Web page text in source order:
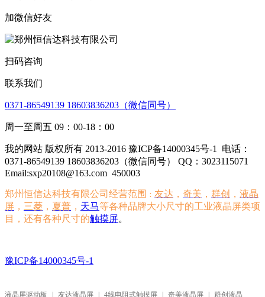
加微信好友
扫码咨询
联系我们
0371-86549139 18603836203（微信同号）
周一至周五 09：00-18：00
我的网站 版权所有 2013-2016 豫ICP备14000345号-1
电话：
0371-86549139 18603836203（微信同号） QQ：3023115071
Email:sxp20108@163.com 450003
郑州恒信达科技有限公司经营范围 ： 友达 ， 奇美 ， 群创 ， 液晶
屏 ， 三菱 ， 夏普 ， 天马等各种品牌大小尺寸的工业液晶屏类项
目，还有各种尺寸的触摸屏。
豫ICP备14000345号-1
液晶屏驱动板 友达液晶屏 4线电阻式触摸屏 奇美液晶屏 群创液晶